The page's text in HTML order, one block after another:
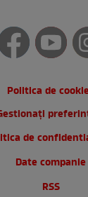
Politica de
de
Date companie
RSS